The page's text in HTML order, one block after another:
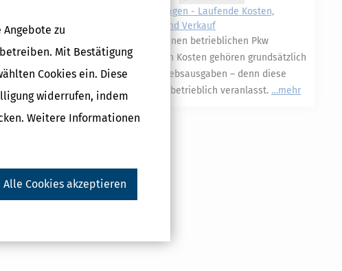
zu
Mit Bestätigung
Cookies ein. Diese
widerrufen, indem
Weitere Informationen
Alle Cookies akzeptieren
Geschäftswagen - Laufende Kosten,
Entnahme und Verkauf
Alle durch einen betrieblichen Pkw
verursachten Kosten gehören grundsätzlich
zu den Betriebsausgaben – denn diese
Kosten sind betrieblich veranlasst.
mehr